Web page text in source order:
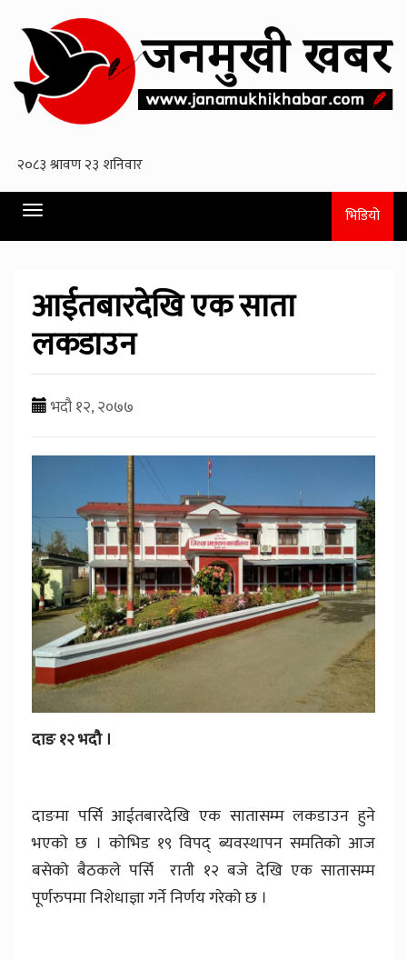
Toggle
navigation
भिडियो
आईतबारदेखि एक साता
लकडाउन
भदौ १२, २०७७
दाङ १२ भदौ ।
दाङमा पर्सि आईतबारदेखि एक सातासम्म लकडाउन हुने
भएको छ । कोभिड १९ विपद् ब्यवस्थापन समतिको आज
बसेको बैठकले पर्सि राती १२ बजे देखि एक सातासम्म
पूर्णरुपमा निशेधाज्ञा गर्ने निर्णय गरेको छ ।